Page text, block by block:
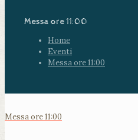
Messa ore 11:00
Home
Eventi
Messa ore 11:00
Messa ore 11:00